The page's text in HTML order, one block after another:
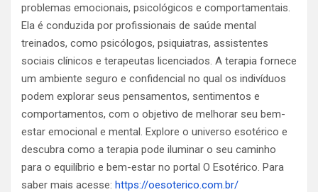
problemas emocionais, psicológicos e comportamentais.
Ela é conduzida por profissionais de saúde mental
treinados, como psicólogos, psiquiatras, assistentes
sociais clínicos e terapeutas licenciados. A terapia fornece
um ambiente seguro e confidencial no qual os indivíduos
podem explorar seus pensamentos, sentimentos e
comportamentos, com o objetivo de melhorar seu bem-
estar emocional e mental. Explore o universo esotérico e
descubra como a terapia pode iluminar o seu caminho
para o equilíbrio e bem-estar no portal O Esotérico. Para
saber mais acesse: https://oesoterico.com.br/